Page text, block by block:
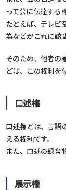
って公に伝達する
たとえば、テレビ
為などがこれに該
そのため、他者の
どは、この権利を
口述権
口述権とは、言語
える権利です。
また、口述の録音
展示権